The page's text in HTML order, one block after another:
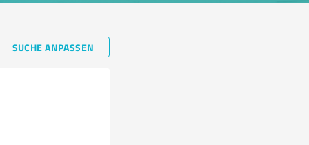
SUCHE ANPASSEN